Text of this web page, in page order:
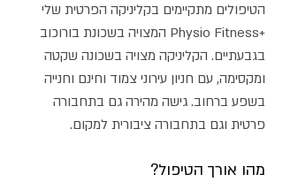
הטיפולים מתקיימים בקליניקה הפרטית שלי
+Physio Fitness המצויה בשכונת בורוכוב
בגבעתיים. הקליניקה מצויה בשכונה שקטה
ומקסימה, עם חניון עירוני צמוד וחינם וחנייה
בשפע ברחוב. גישה מהירה גם בתחבורה
פרטית וגם בתחבורה ציבורית למקום.
מהו אורך הטיפול?